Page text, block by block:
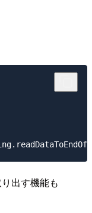
出す機能も